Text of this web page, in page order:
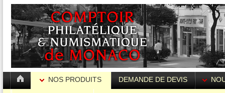
NOS PRODUITS DEMANDE DE DEVIS